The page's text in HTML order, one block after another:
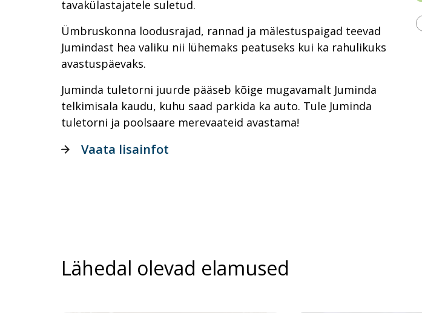
tavakülastajatele suletud.
Ümbruskonna loodusrajad, rannad ja mälestuspaigad teevad
Jumindast hea valiku nii lühemaks peatuseks kui ka rahulikuks
avastuspäevaks.
Juminda tuletorni juurde pääseb kõige mugavamalt Juminda
telkimisala kaudu, kuhu saad parkida ka auto. Tule Juminda
tuletorni ja poolsaare merevaateid avastama!
Vaata lisainfot
Lähedal olevad elamused